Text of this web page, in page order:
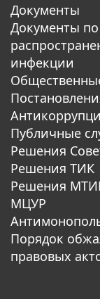
Документы
Документы
инфекции
Публичные
Решения
Решения ТИК
Решения
МЦУР
Порядок
правовых